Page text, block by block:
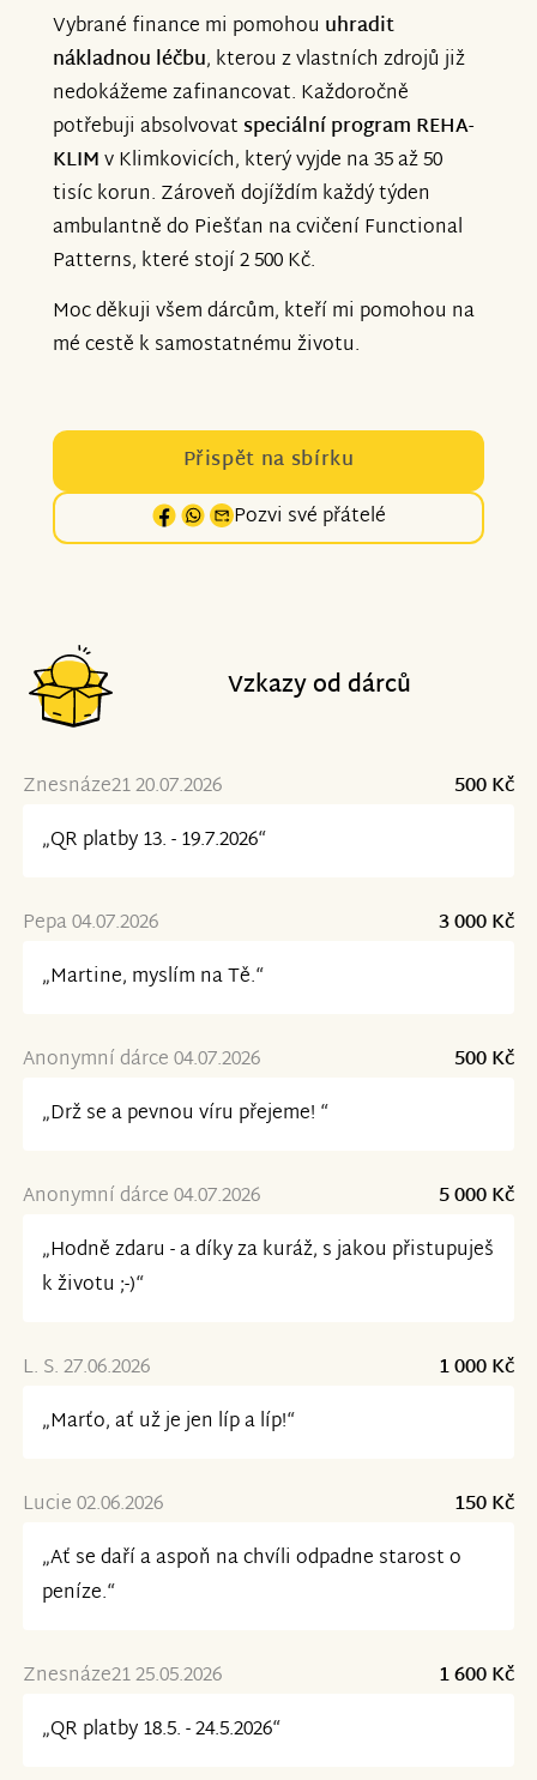
Vybrané finance mi pomohou uhradit
nákladnou léčbu, kterou z vlastních zdrojů již
nedokážeme zafinancovat. Každoročně
potřebuji absolvovatspeciální program REHA-
KLIMv Klimkovicích, který vyjde na 35 až 50
tisíc korun. Zároveň dojíždím každý týden
ambulantně do Piešťan na cvičení Functional
Patterns, které stojí 2 500 Kč.
Moc děkuji všem dárcům, kteří mi pomohou na
mé cestě k samostatnému životu.
Přispět na sbírku
Pozvi své přátelé
Vzkazy od dárců
Znesnáze21 20.07.2026
500 Kč
„QR platby 13. - 19.7.2026“
Pepa 04.07.2026
3 000 Kč
„Martine, myslím na Tě.“
Anonymní dárce 04.07.2026
500 Kč
„Drž se a pevnou víru přejeme! “
Anonymní dárce 04.07.2026
5 000 Kč
„Hodně zdaru - a díky za kuráž, s jakou přistupuješ
k životu ;-)“
L. S. 27.06.2026
1 000 Kč
„Marťo, ať už je jen líp a líp!“
Lucie 02.06.2026
150 Kč
„Ať se daří a aspoň na chvíli odpadne starost o
peníze.“
Znesnáze21 25.05.2026
1 600 Kč
„QR platby 18.5. - 24.5.2026“